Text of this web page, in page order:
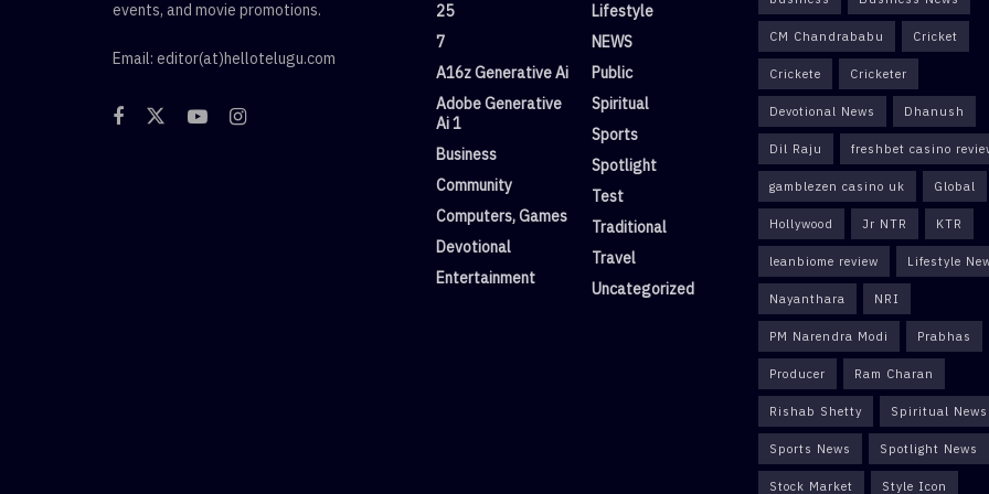
events, and movie promotions.
Email: editor(at)hellotelugu.com
25
7
A16z Generative Ai
Adobe Generative
Ai 1
Business
Community
Computers, Games
Devotional
Entertainment
Lifestyle
NEWS
Public
Spiritual
Sports
Spotlight
Test
Traditional
Travel
Uncategorized
CM Chandrababu Cricket
Crickete Cricketer
Devotional News Dhanush
Dil Raju freshbet casino
gamblezen casino uk Global
Hollywood Jr NTR KTR
leanbiome review Lifestyle
Nayanthara NRI
PM Narendra Modi Prabhas
Producer Ram Charan
Rishab Shetty Spiritual News
Sports News Spotlight News
Stock Market Style Icon